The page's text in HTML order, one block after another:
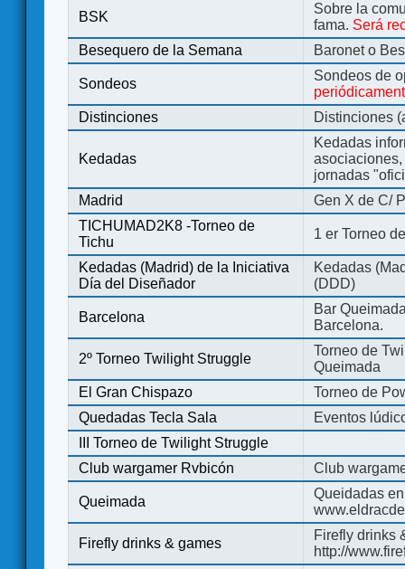
BSK
Sobre la
fama. Será
Besequero de la Semana
Baronet o
Sondeos
Sondeos de
Distinciones
Distinciones
Kedadas
Kedadas
jornadas
Madrid
Gen X de C/
TICHUMAD2K8 -Torneo de
Tichu
1 er Torneo
Kedadas (Madrid) de la Iniciativa
Día del Diseñador
Kedadas
(DDD)
Barcelona
Bar
Barcelona.
2º Torneo Twilight Struggle
Torneo de
Queimada
El Gran Chispazo
Torneo de
Quedadas Tecla Sala
Eventos
III Torneo de Twilight Struggle
Club wargamer Rvbicón
Club
Queimada
Queidadas
Firefly drinks & games
Firefly drinks
http://